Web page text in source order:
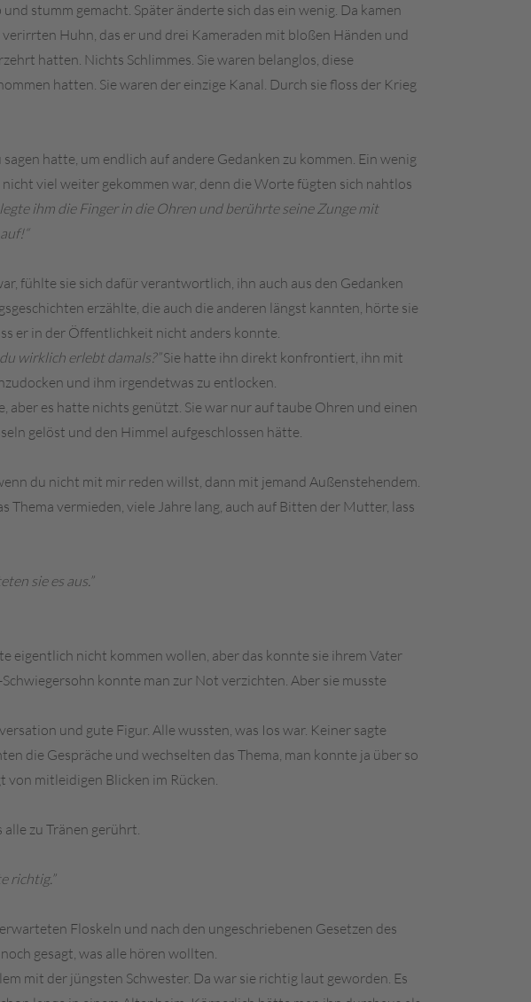
stumm gemacht. Später änderte sich das ein wenig. Da kamen
Huhn, das er und drei Kameraden mit bloßen Händen und
hatten. Nichts Schlimmes. Sie waren belanglos, diese
hatten. Sie waren der einzige Kanal. Durch sie floss der Krieg
hatte, um endlich auf andere Gedanken zu kommen. Ein wenig
viel weiter gekommen war, denn die Worte fügten sich nahtlos
ihm die Finger in die Ohren und berührte seine Zunge mit
fühlte sie sich dafür verantwortlich, ihn auch aus den Gedanken
erzählte, die auch die anderen längst kannten, hörte sie
er in der Öffentlichkeit nicht anders konnte.
du wirklich erlebt damals?”Sie hatte ihn direkt konfrontiert, ihn mit
und ihm irgendetwas zu entlocken.
aber es hatte nichts genützt. Sie war nur auf taube Ohren und einen
gelöst und den Himmel aufgeschlossen hätte.
du nicht mit mir reden willst, dann mit jemand Außenstehendem.
vermieden, viele Jahre lang, auch auf Bitten der Mutter, lass
sie es aus.”
eigentlich nicht kommen wollen, aber das konnte sie ihrem Vater
konnte man zur Not verzichten. Aber sie musste
und gute Figur. Alle wussten, was Ios war. Keiner sagte
die Gespräche und wechselten das Thema, man konnte ja über so
von mitleidigen Blicken im Rücken.
zu Tränen gerührt.
richtig.”
Floskeln und nach den ungeschriebenen Gesetzen des
gesagt, was alle hören wollten.
mit der jüngsten Schwester. Da war sie richtig laut geworden. Es